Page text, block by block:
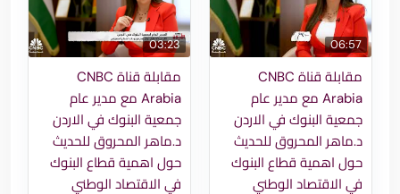
06:57
مقابلة قناة CNBC
Arabia مع مدير عام
جمعية البنوك في الاردن
د.ماهر المحروق للحديث
حول اهمية قطاع البنوك
في الاقتصاد الوطني
03:23
مقابلة قناة CNBC
Arabia مع مدير عام
جمعية البنوك في الاردن
د.ماهر المحروق للحديث
حول اهمية قطاع البنوك
في الاقتصاد الوطني